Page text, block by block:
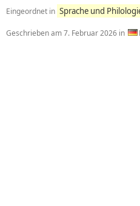
Eingeordnet in Sprache und
Geschrieben am7. Februar 2026 in